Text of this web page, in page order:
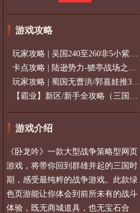
游戏攻略
玩家攻略 | 吴国240至260非5小紫过策免
卡点攻略 | 陆逊势力-猇亭战场之陆逊
玩家攻略 | 蜀国无曹洪/郭嘉娃推375级，
【霸业】新区/新手全攻略（三国通用）2
游戏介绍
《卧龙吟》一款大型战争策略型网页
游戏，将带你回到群雄并起的三国时
期，感受最纯粹的战争游戏。此款绿
色页游能让你体会到前所未有的战斗
体验，既无商城道具，也无宝石合